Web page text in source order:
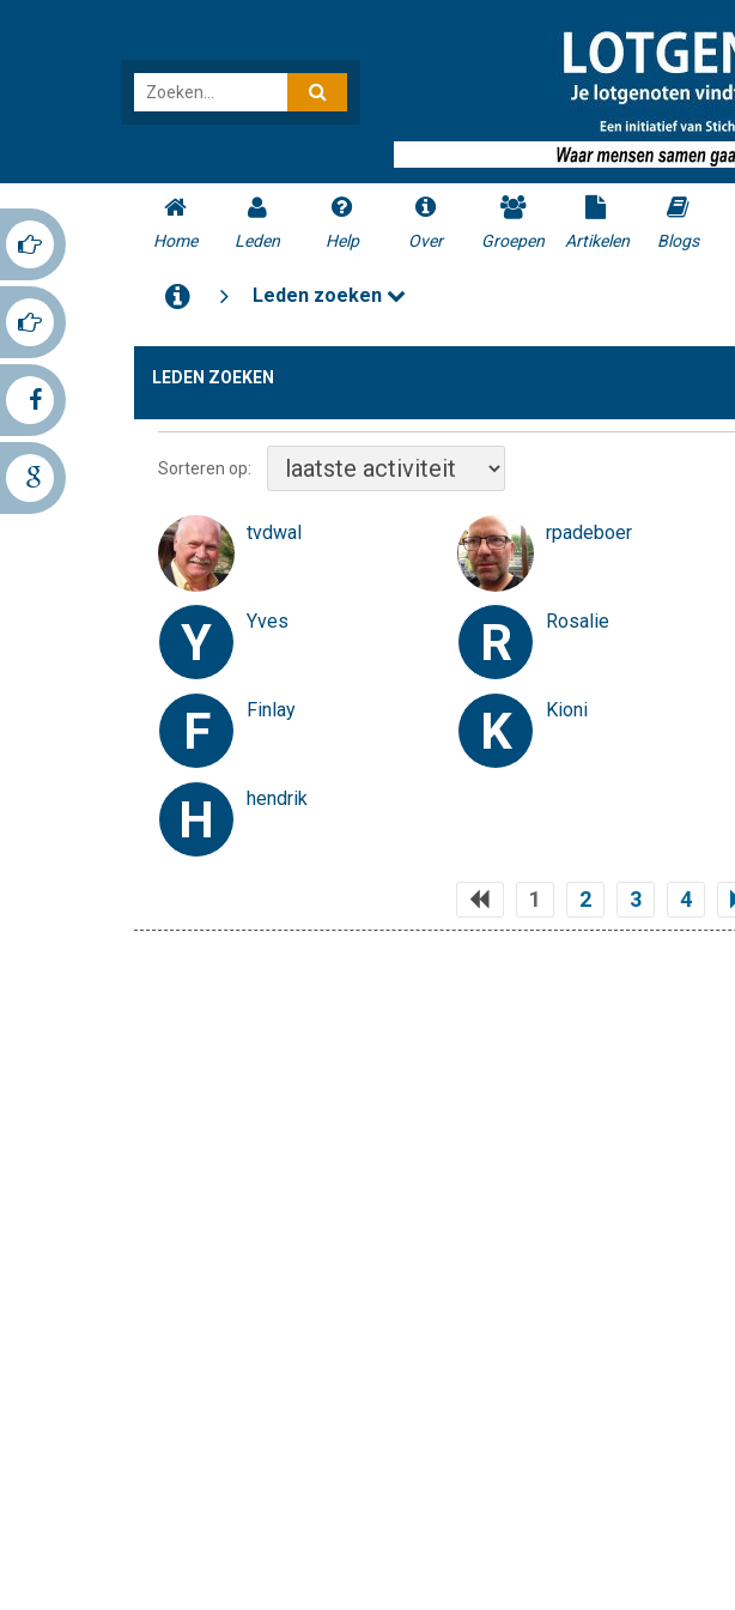
Home Leden Help Over Groepen Artikelen Blogs
Leden zoeken
LEDEN ZOEKEN
Sorteren op:
tvdwal rpadeboer
Y Yves R Rosalie
F Finlay K Kioni
H hendrik
1 2 3 4